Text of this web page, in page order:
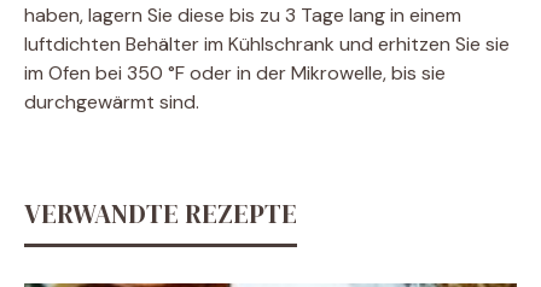
haben, lagern Sie diese bis zu 3 Tage lang in einem
luftdichten Behälter im Kühlschrank und erhitzen Sie sie
im Ofen bei 350 °F oder in der Mikrowelle, bis sie
durchgewärmt sind.
VERWANDTE REZEPTE